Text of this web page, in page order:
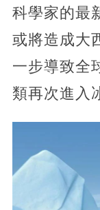
科學家的最
或將造成大
一步導致全
類再次進入